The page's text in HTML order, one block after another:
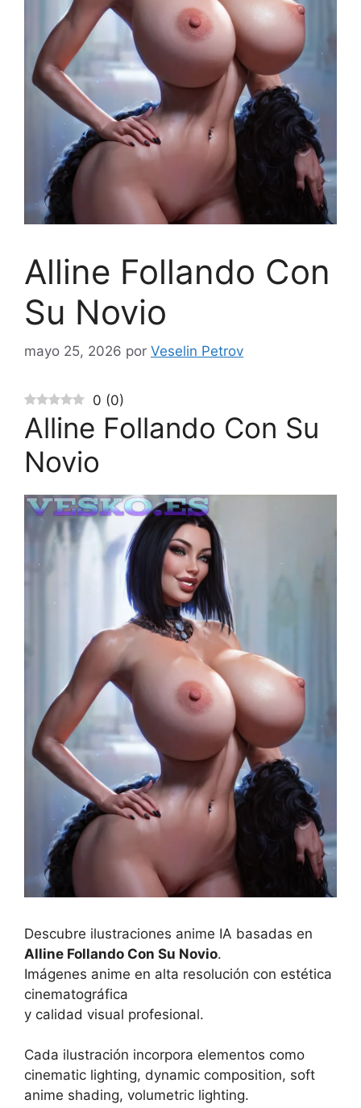
Alline Follando Con
Su Novio
mayo 25, 2026 por Veselin Petrov
0 (0)
Alline Follando Con Su
Novio
Descubre ilustraciones anime IA basadas en
Alline Follando Con Su Novio.
Imágenes anime en alta resolución con estética
cinematográfica
y calidad visual profesional.
Cada ilustración incorpora elementos como
cinematic lighting, dynamic composition, soft
anime shading, volumetric lighting.